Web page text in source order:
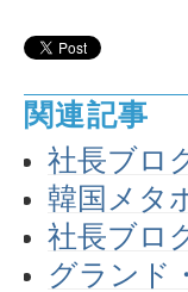
関連記事
社長ブロ
韓国メタ
社長ブロ
グランド